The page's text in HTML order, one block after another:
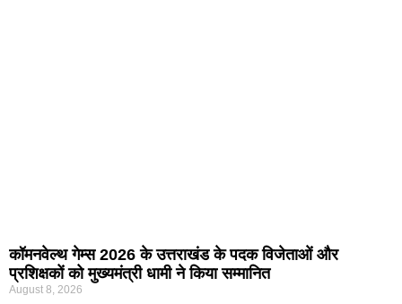
कॉमनवेल्थ गेम्स 2026 के उत्तराखंड के पदक विजेताओं और
प्रशिक्षकों को मुख्यमंत्री धामी ने किया सम्मानित
August 8, 2026